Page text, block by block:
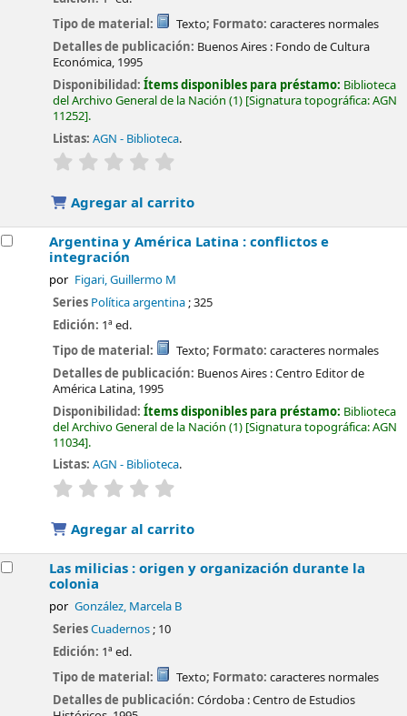
Tipo de material:
Texto; Formato: caracteres normales
Detalles de publicación: Buenos Aires : Fondo de Cultura
Económica, 1995
Disponibilidad:Ítems disponibles para préstamo: Biblioteca
del Archivo General de la Nación (1) Signatura topográfica:AGN
11252 .
Listas: AGN - Biblioteca.
valoración
Agregar al carrito
Argentina y América Latina : conflictos e
integración
por Figari, Guillermo M
Series Política argentina; 325
Edición: 1ª ed.
Tipo de material:
Texto; Formato: caracteres normales
Detalles de publicación: Buenos Aires :Centro Editor de
América Latina, 1995
Disponibilidad:Ítems disponibles para préstamo: Biblioteca
del Archivo General de la Nación (1) Signatura topográfica:AGN
11034 .
Listas: AGN - Biblioteca.
valoración
Agregar al carrito
Las milicias : origen y organización durante la
colonia
por González, Marcela B
SeriesCuadernos; 10
Edición: 1ª ed.
Tipo de material:
Texto; Formato: caracteres normales
Detalles de publicación:Córdoba :Centro de Estudios